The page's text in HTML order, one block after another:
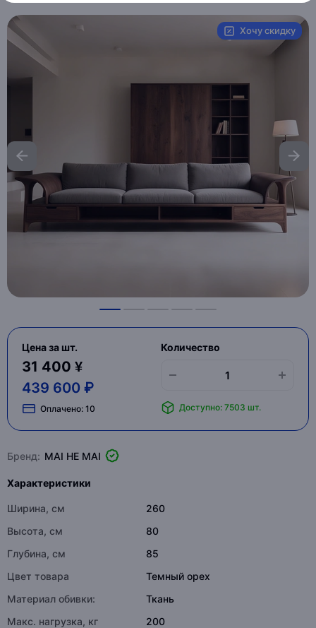
Хочу скидку
Цена за шт.
31 400 ¥
439 600 ₽
Оплачено: 10
Количество
Доступно: 7503 шт.
Бренд: MAI HE MAI
Характеристики
Ширина, см
260
Высота, см
80
Глубина, см
85
Цвет товара
Темный орех
Материал обивки:
Ткань
Макс. нагрузка, кг
200